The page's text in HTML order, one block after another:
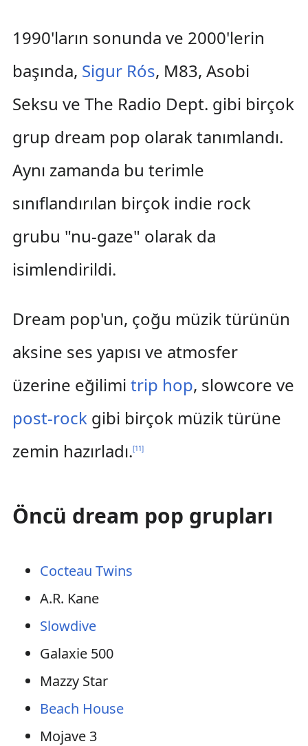
1990'ların sonunda ve 2000'lerin
başında, Sigur Rós, M83, Asobi
Seksu ve The Radio Dept. gibi birçok
grup dream pop olarak tanımlandı.
Aynı zamanda bu terimle
sınıflandırılan birçok indie rock
grubu "nu-gaze" olarak da
isimlendirildi.
Dream pop'un, çoğu müzik türünün
aksine ses yapısı ve atmosfer
üzerine eğilimi trip hop, slowcore ve
post-rockgibi birçok müzik türüne
zemin hazırladı.[11]
Öncü dream pop grupları
Cocteau Twins
A.R. Kane
Slowdive
Galaxie 500
Mazzy Star
Beach House
Mojave 3